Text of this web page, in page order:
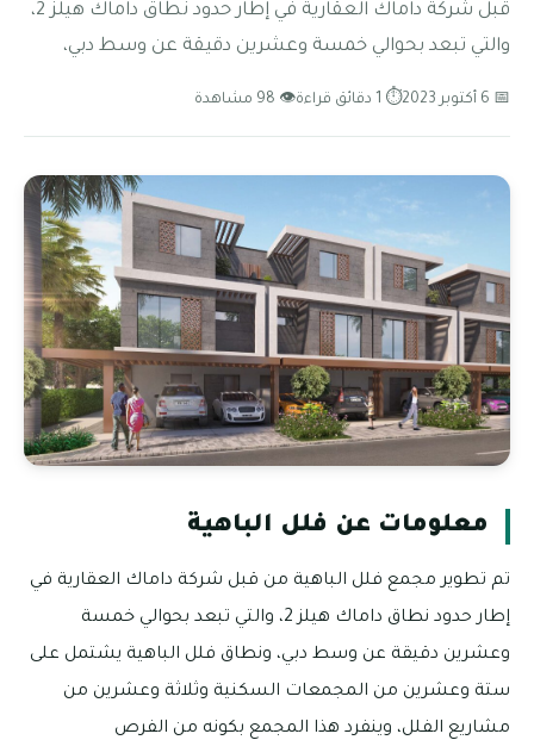
قبل شركة داماك العقارية في إطار حدود نطاق داماك هيلز 2،
والتي تبعد بحوالي خمسة وعشرين دقيقة عن وسط دبي،
📅 6 أكتوبر 2023 ⏱ 1 دقائق قراءة 👁 98 مشاهدة
معلومات عن فلل الباهية
تم تطوير مجمع فلل الباهية من قبل شركة داماك العقارية في
إطار حدود نطاق داماك هيلز 2، والتي تبعد بحوالي خمسة
وعشرين دقيقة عن وسط دبي، ونطاق فلل الباهية يشتمل على
ستة وعشرين من المجمعات السكنية وثلاثة وعشرين من
مشاريع الفلل، وينفرد هذا المجمع بكونه من الفرص